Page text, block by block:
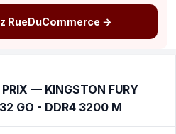
RueDuCommerce →
— KINGSTON FURY
GO - DDR4 3200 M